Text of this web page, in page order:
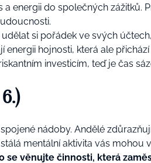
a energii do společných zážitků.
si pořádek ve svých
energii hojnosti, která ale
investicím, teď je čas
nádoby. Andělé
mentální aktivita vás mohou
se věnujte činnosti, která